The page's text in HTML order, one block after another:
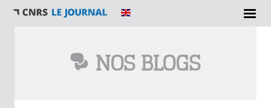
NOS BLOGS